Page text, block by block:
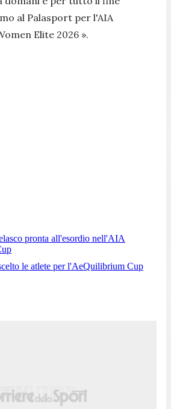
al Palasport per l'AIA
Elite 2026 ».
pronta all'esordio nell'AIA
le atlete per l'AeQuilibrium Cup